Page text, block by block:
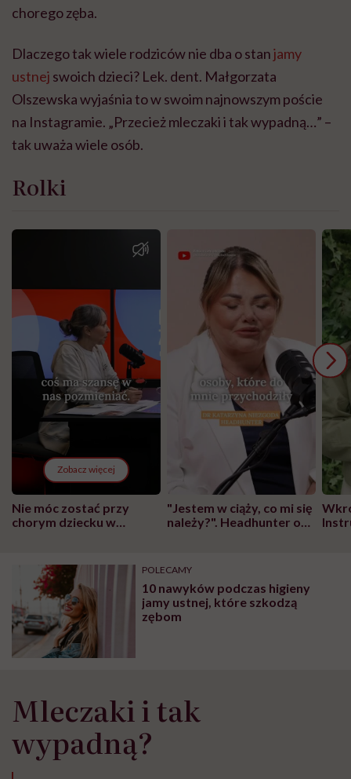
chorego zęba.
Dlaczego tak wiele rodziców nie dba o stanjamy
ustnej swoich dzieci? Lek. dent. Małgorzata
Olszewska wyjaśnia to w swoim najnowszym poście
na Instagramie. „Przecież mleczaki i tak wypadną…” –
tak uważa wiele osób.
Rolki
Zobacz więcej
Nie móc zostać przy
chorym dziecku w
może chyba tylko
głupota i brak
wyobraźni"
"Jestem w ciąży, co mi się
należy?". Headhunter o
pracy
POLECAMY
10 nawyków podczas higieny
jamy ustnej, które szkodzą
zębom
Mleczaki i tak
wypadną?